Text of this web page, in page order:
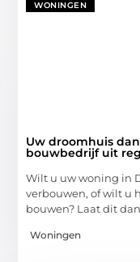
WONINGEN
Uw droomhuis
bouwbedrijf uit
Wilt u uw woning in
verbouwen, of wilt u
bouwen? Laat dit
Woningen